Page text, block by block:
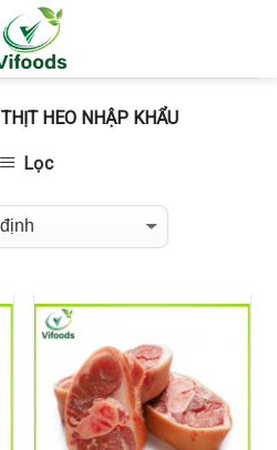
THỊT HEO NHẬP KHẨU
Lọc